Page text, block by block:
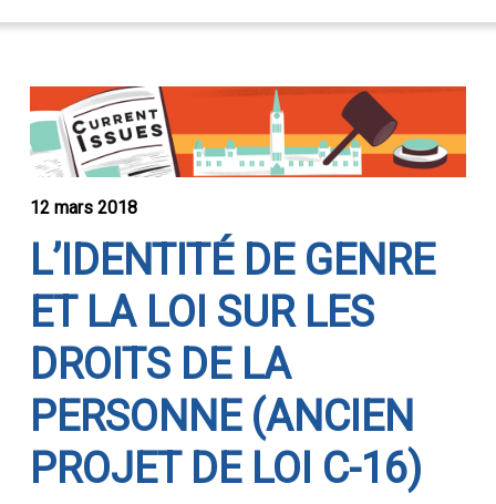
12 mars 2018
L’IDENTITÉ DE GENRE
ET LA LOI SUR LES
DROITS DE LA
PERSONNE (ANCIEN
PROJET DE LOI C-16)